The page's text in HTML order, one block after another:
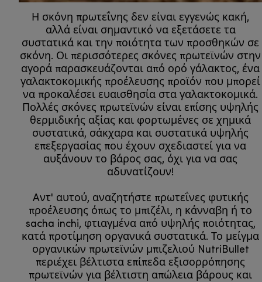
Η σκόνη πρωτεΐνης δεν είναι εγγενώς κακή,
αλλά είναι σημαντικό να εξετάσετε τα
συστατικά και την ποιότητα των προσθηκών σε
σκόνη. Οι περισσότερες σκόνες πρωτεϊνών στην
αγορά παρασκευάζονται από ορό γάλακτος, ένα
γαλακτοκομικής προέλευσης προϊόν που μπορεί
να προκαλέσει ευαισθησία στα γαλακτοκομικά.
Πολλές σκόνες πρωτεϊνών είναι επίσης υψηλής
θερμιδικής αξίας και φορτωμένες σε χημικά
συστατικά, σάκχαρα και συστατικά υψηλής
επεξεργασίας που έχουν σχεδιαστεί για να
αυξάνουν το βάρος σας, όχι για να σας
αδυνατίζουν!
Αντ' αυτού, αναζητήστε πρωτεΐνες φυτικής
προέλευσης όπως το μπιζέλι, η κάνναβη ή το
sacha inchi, φτιαγμένα από υψηλής ποιότητας,
κατά προτίμηση οργανικά συστατικά. Το μείγμα
οργανικών πρωτεϊνών μπιζελιού NutriBullet
περιέχει βέλτιστα επίπεδα εξισορρόπησης
πρωτεϊνών για βέλτιστη απώλεια βάρους και